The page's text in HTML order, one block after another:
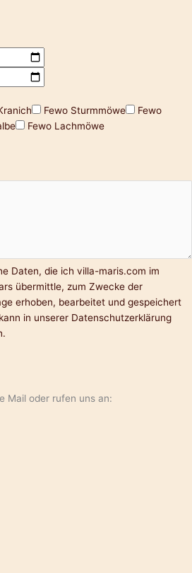
Fewo Sturmmöwe
Fewo
Fewo Lachmöwe
Daten, die ich villa-maris.com im
übermittle, zum Zwecke der
erhoben, bearbeitet und gespeichert
in unserer Datenschutzerklärung
Mail oder rufen uns an: